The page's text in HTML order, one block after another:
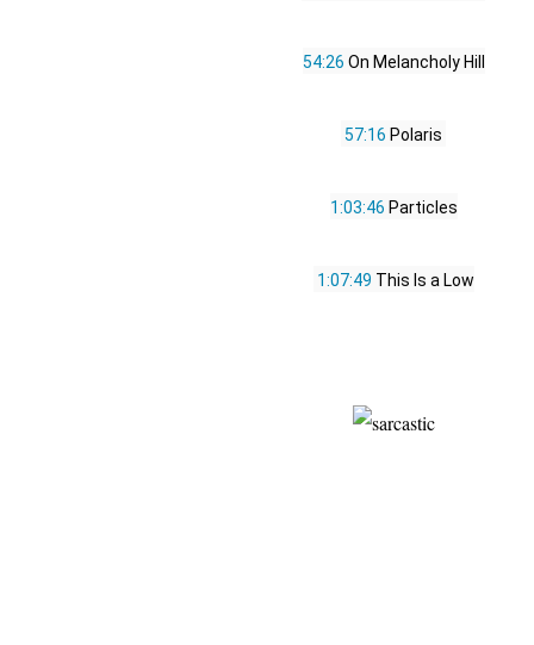
54:26 On Melancholy Hill
57:16 Polaris
1:03:46 Particles
1:07:49 This Is a Low